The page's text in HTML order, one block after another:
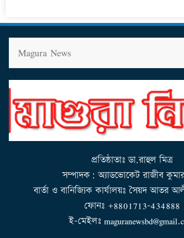
Magura News
প্রতিষ্ঠাতাঃ ডা.রাহুল মিত্র
সম্পাদক: অ্যাডভোকেট রাজীব কুমার
বার্তা ও বানিজ্যিক কার্যালয়ঃ সৈয়দ আতর
ফোনঃ +8801713-434888
ই-মেইলঃ